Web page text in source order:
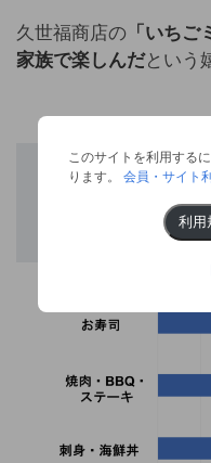
久世福商店の 「いち
家族で楽しんだという
父の日はどの
がりましたか
このサイトを利用する
ります。会員・サイト
利用